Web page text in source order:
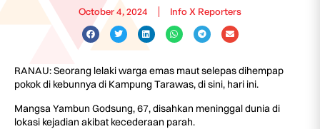
October 4, 2024 Info X Reporters
RANAU: Seorang lelaki warga emas maut selepas dihempap
pokok di kebunnya di Kampung Tarawas, di sini, hari ini.
Mangsa Yambun Godsung, 67, disahkan meninggal dunia di
lokasi kejadian akibat kecederaan parah.